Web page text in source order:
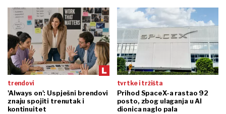
trendovi
'Always on': Uspješni brendovi
znaju spojiti trenutak i
kontinuitet
tvrtke i tržišta
Prihod SpaceX-a rastao 92
posto, zbog ulaganja u AI
dionica naglo pala